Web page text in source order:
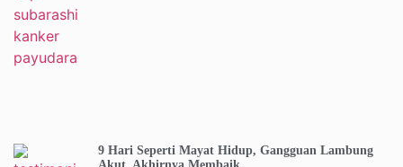
9 Hari Seperti Mayat Hidup, Gangguan Lambung